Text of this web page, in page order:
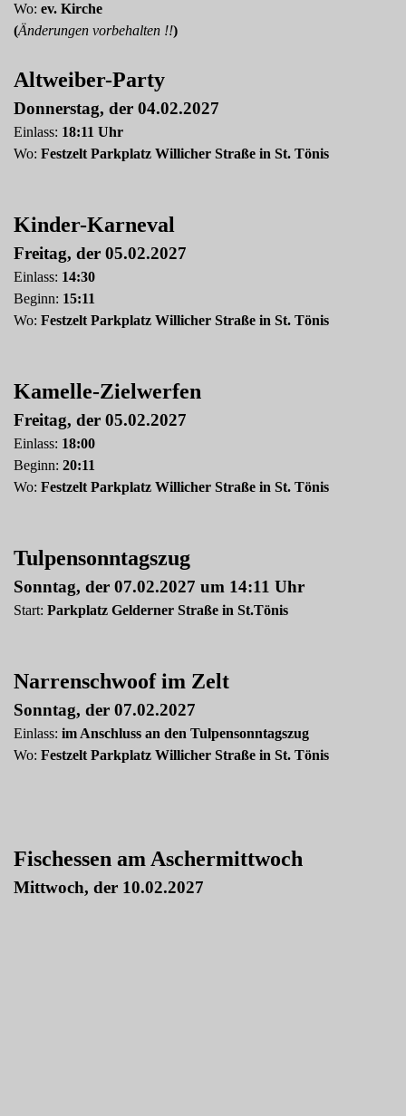
Wo: ev. Kirche
(Änderungen vorbehalten !!)
Altweiber-Party
Donnerstag, der 04.02.2027
Einlass: 18:11 Uhr
Wo: Festzelt Parkplatz Willicher Straße in St. Tönis
Kinder-Karneval
Freitag, der 05.02.2027
Einlass: 14:30
Beginn: 15:11
Wo: Festzelt Parkplatz Willicher Straße in St. Tönis
Kamelle-Zielwerfen
Freitag, der 05.02.2027
Einlass: 18:00
Beginn: 20:11
Wo: Festzelt Parkplatz Willicher Straße in St. Tönis
Tulpensonntagszug
Sonntag, der 07.02.2027 um 14:11 Uhr
Start: Parkplatz Gelderner Straße in St.Tönis
Narrenschwoof im Zelt
Sonntag, der 07.02.2027
Einlass: im Anschluss an den Tulpensonntagszug
Wo: Festzelt Parkplatz Willicher Straße in St. Tönis
Fischessen am Aschermittwoch
Mittwoch, der 10.02.2027